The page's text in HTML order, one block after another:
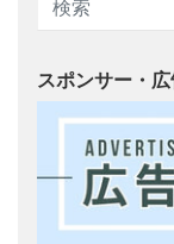
スポンサー・